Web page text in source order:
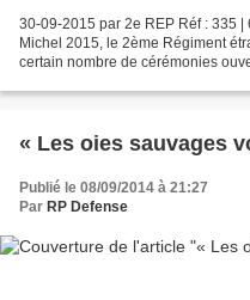
30-09-2015 par 2e REP Réf : 335 |
Michel 2015, le 2ème Régiment
certain nombre de cérémonies
« Les oies sauvages
Publié le 08/09/2014 à 21:27
Par RP Defense